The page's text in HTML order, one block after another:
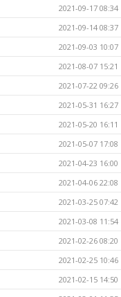
2021-09-17 08:34
2021-09-14 08:37
2021-09-03 10:07
2021-08-07 15:21
2021-07-22 09:26
2021-05-31 16:27
2021-05-20 16:11
2021-05-07 17:08
2021-04-23 16:00
2021-04-06 22:08
2021-03-25 07:42
2021-03-08 11:54
2021-02-26 08:20
2021-02-25 10:46
2021-02-15 14:50